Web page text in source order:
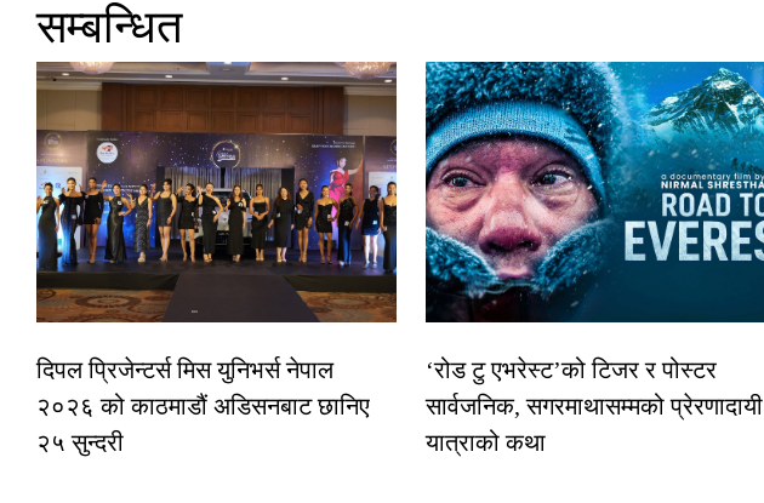
सम्बन्धित
दिपल प्रिजेन्टर्स मिस युनिभर्स नेपाल
२०२६ को काठमाडौं अडिसनबाट छानिए
२५ सुन्दरी
‘रोड टु एभरेस्ट’को टिजर र पोस्टर
सार्वजनिक, सगरमाथासम्मको प्रेरणादायी
यात्राको कथा